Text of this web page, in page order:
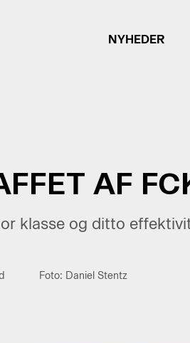
NYHEDER
AF
klasse og ditto
Foto: Daniel Stentz